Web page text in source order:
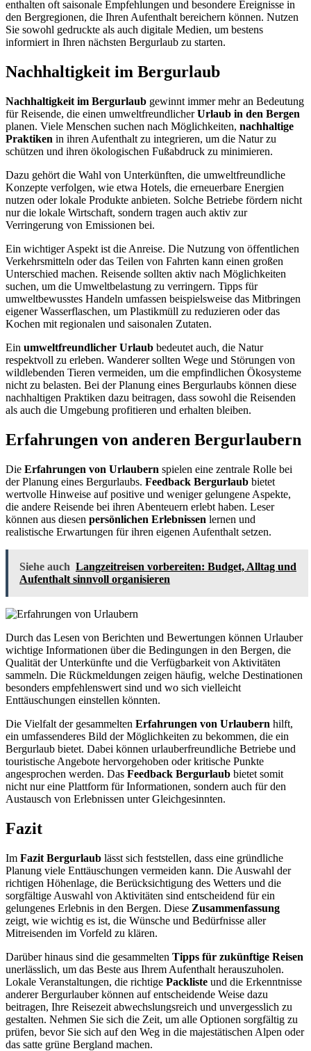
enthalten oft saisonale Empfehlungen und besondere Ereignisse in
den Bergregionen, die Ihren Aufenthalt bereichern können. Nutzen
Sie sowohl gedruckte als auch digitale Medien, um bestens
informiert in Ihren nächsten Bergurlaub zu starten.
Nachhaltigkeit im Bergurlaub
Nachhaltigkeit im Bergurlaub gewinnt immer mehr an Bedeutung
für Reisende, die einen umweltfreundlicherUrlaub in den Bergen
planen. Viele Menschen suchen nach Möglichkeiten, nachhaltige
Praktiken in ihren Aufenthalt zu integrieren, um die Natur zu
schützen und ihren ökologischen Fußabdruck zu minimieren.
Dazu gehört die Wahl von Unterkünften, die umweltfreundliche
Konzepte verfolgen, wie etwa Hotels, die erneuerbare Energien
nutzen oder lokale Produkte anbieten. Solche Betriebe fördern nicht
nur die lokale Wirtschaft, sondern tragen auch aktiv zur
Verringerung von Emissionen bei.
Ein wichtiger Aspekt ist die Anreise. Die Nutzung von öffentlichen
Verkehrsmitteln oder das Teilen von Fahrten kann einen großen
Unterschied machen. Reisende sollten aktiv nach Möglichkeiten
suchen, um die Umweltbelastung zu verringern. Tipps für
umweltbewusstes Handeln umfassen beispielsweise das Mitbringen
eigener Wasserflaschen, um Plastikmüll zu reduzieren oder das
Kochen mit regionalen und saisonalen Zutaten.
Ein umweltfreundlicher Urlaub bedeutet auch, die Natur
respektvoll zu erleben. Wanderer sollten Wege und Störungen von
wildlebenden Tieren vermeiden, um die empfindlichen Ökosysteme
nicht zu belasten. Bei der Planung eines Bergurlaubs können diese
nachhaltigen Praktiken dazu beitragen, dass sowohl die Reisenden
als auch die Umgebung profitieren und erhalten bleiben.
Erfahrungen von anderen Bergurlaubern
Die Erfahrungen von Urlaubern spielen eine zentrale Rolle bei
der Planung eines Bergurlaubs. Feedback Bergurlaub bietet
wertvolle Hinweise auf positive und weniger gelungene Aspekte,
die andere Reisende bei ihren Abenteuern erlebt haben. Leser
können aus diesen persönlichen Erlebnissen lernen und
realistische Erwartungen für ihren eigenen Aufenthalt setzen.
Siehe auch Langzeitreisen vorbereiten: Budget, Alltag und
Aufenthalt sinnvoll organisieren
Durch das Lesen von Berichten und Bewertungen können Urlauber
wichtige Informationen über die Bedingungen in den Bergen, die
Qualität der Unterkünfte und die Verfügbarkeit von Aktivitäten
sammeln. Die Rückmeldungen zeigen häufig, welche Destinationen
besonders empfehlenswert sind und wo sich vielleicht
Enttäuschungen einstellen könnten.
Die Vielfalt der gesammelten Erfahrungen von Urlaubern hilft,
ein umfassenderes Bild der Möglichkeiten zu bekommen, die ein
Bergurlaub bietet. Dabei können urlauberfreundliche Betriebe und
touristische Angebote hervorgehoben oder kritische Punkte
angesprochen werden. Das Feedback Bergurlaub bietet somit
nicht nur eine Plattform für Informationen, sondern auch für den
Austausch von Erlebnissen unter Gleichgesinnten.
Fazit
Im Fazit Bergurlaub lässt sich feststellen, dass eine gründliche
Planung viele Enttäuschungen vermeiden kann. Die Auswahl der
richtigen Höhenlage, die Berücksichtigung des Wetters und die
sorgfältige Auswahl von Aktivitäten sind entscheidend für ein
gelungenes Erlebnis in den Bergen. Diese Zusammenfassung
zeigt, wie wichtig es ist, die Wünsche und Bedürfnisse aller
Mitreisenden im Vorfeld zu klären.
Darüber hinaus sind die gesammelten Tipps für zukünftige Reisen
unerlässlich, um das Beste aus Ihrem Aufenthalt herauszuholen.
Lokale Veranstaltungen, die richtige Packliste und die Erkenntnisse
anderer Bergurlauber können auf entscheidende Weise dazu
beitragen, Ihre Reisezeit abwechslungsreich und unvergesslich zu
gestalten. Nehmen Sie sich die Zeit, um alle Optionen sorgfältig zu
prüfen, bevor Sie sich auf den Weg in die majestätischen Alpen oder
das satte grüne Bergland machen.